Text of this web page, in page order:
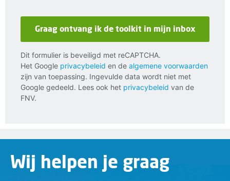
Dit formulier is beveiligd met reCAPTCHA.
Het Google privacybeleid en de algemene voorwaarden
zijn van toepassing. Ingevulde data wordt niet met
Google gedeeld. Lees ook het privacybeleid van de
FNV.
Graag ontvang ik de toolkit in mijn inbox
Wij helpen je graag